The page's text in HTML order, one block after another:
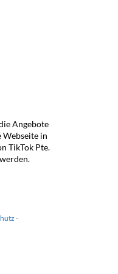
Angebote
Webseite in
TikTok Pte.
-